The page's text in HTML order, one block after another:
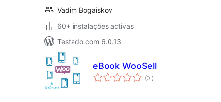
Vadim Bogaiskov
60+ instalações activas
Testado com 6.0.13
eBook WooSell
(0 classificações
)